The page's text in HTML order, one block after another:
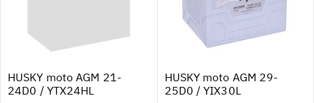
HUSKY moto AGM 21-
24D0 / YTX24HL
HUSKY moto AGM 29-
25D0 / YIX30L